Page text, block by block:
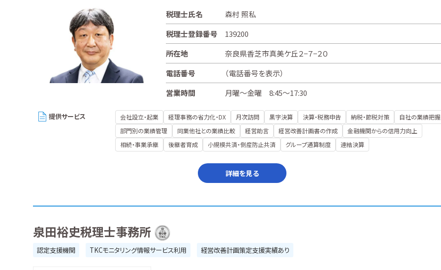
税理士氏名
森村 照私
税理士登録番号
139200
所在地
奈良県香芝市真美ケ丘２−７−２０
電話番号
（電話番号を表示）
営業時間
月曜～金曜 8:45～17:30
提供サービス 会社設立・起業 経理事務の省力化・DX 月次訪問 黒字決算 決算・税務申告 納税・節税対策
自社の業績把握
部門別の業績管理
同業他社との業績比較 経営助言 経営改善計画書の作成
金融機関からの信用力向上
相続・事業承継
後継者育成 小規模共済・倒産防止共済 グループ通算制度 連結決算
詳細を見る
泉田裕史税理士事務所
認定支援機関 TKCモニタリング情報サービス利用 経営改善計画策定支援実績あり